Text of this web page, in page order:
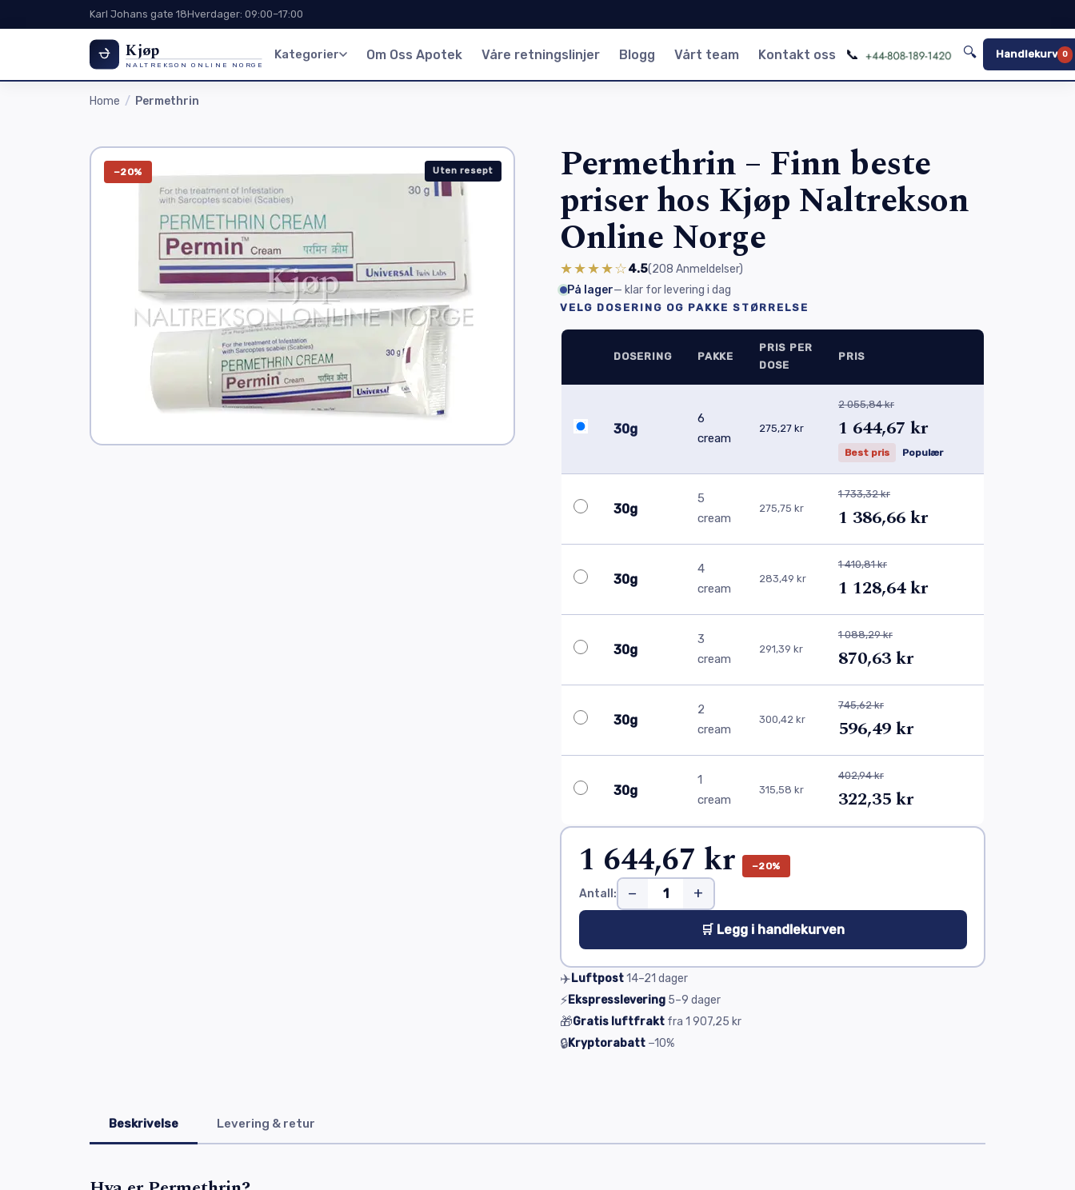
Karl Johans gate 18Hverdager: 09:00–17:00
Kjøp
NALTREKSON ONLINE NORGE
Kategorier Om Oss Apotek Våre retningslinjer Blogg Vårt team Kontakt oss 📞 🔍 Handlekurv 0
Home Permethrin
−20% Uten resept Permethrin – Finn beste
priser hos Kjøp Naltrekson
Online Norge
★★★★☆4.5(208 Anmeldelser)
På lager— klar for levering i dag
VELG DOSERING OG PAKKE STØRRELSE
DOSERING PAKKE
PRIS PER
DOSE
PRIS
30g
6
cream
275,27 kr
2 055,84 kr
1 644,67 kr
Best pris Populær
30g
5
cream
275,75 kr
1 733,32 kr
1 386,66 kr
30g
4
cream
283,49 kr
1 410,81 kr
1 128,64 kr
30g
3
cream
291,39 kr
1 088,29 kr
870,63 kr
30g
2
cream
300,42 kr
745,62 kr
596,49 kr
30g
1
cream
315,58 kr
402,94 kr
322,35 kr
1 644,67 kr −20%
Antall: − +
🛒 Legg i handlekurven
✈️Luftpost14–21 dager
⚡Ekspresslevering 5–9 dager
🎁Gratis luftfrakt fra 1 907,25 kr
🔒Kryptorabatt −10%
Beskrivelse Levering & retur